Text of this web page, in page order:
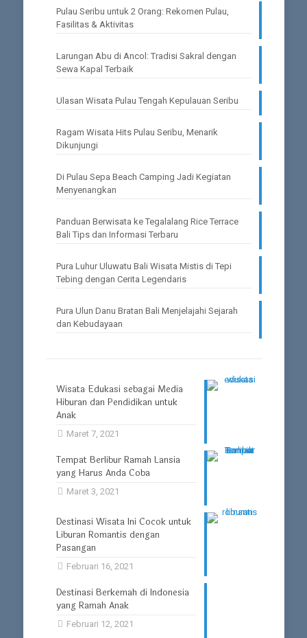
Pulau Seribu untuk 2 Orang: Rekomen Pulau,
Fasilitas & Aktivitas
Larungan Abu di Ancol: Tradisi Sakral dengan
Sewa Kapal Terbaik
Ulasan Wisata Pulau Tengah Kepulauan Seribu
Ragam Wisata Hits Pulau Seribu, Menarik
Dikunjungi
Di Pulau Sepa Beach Camping Jadi Kegiatan
Menyenangkan
Panduan Berwisata ke Tegalalang Rice Terrace
Bali Tips dan Informasi Terbaru
Pura Luhur Uluwatu Bali Wisata Mistis di Tepi
Tebing dengan Cerita Legendaris
Pura Ulun Danu Bratan Bali Menjelajahi Sejarah
dan Kebudayaan
Wisata Edukasi sebagai Media
Hiburan dan Pendidikan untuk
Anak
Maret 7, 2021
Tempat Berlibur Ramah Lansia
yang Harus Anda Coba
Maret 3, 2021
Destinasi Wisata Ini Cocok untuk
Liburan Romantis dengan
Pasangan
Februari 16, 2021
Destinasi Berkemah di Indonesia
yang Ramah Anak
Februari 12, 2021